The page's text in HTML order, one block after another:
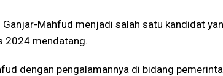
Mahfud menjadi salah satu kandidat
2024 mendatang.
dengan pengalamannya di bidang